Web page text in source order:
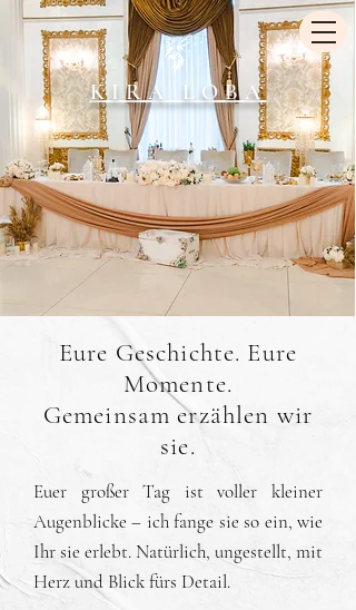
KIRA LOBA
Eure Geschichte. Eure
Momente.
Gemeinsam erzählen wir
sie.
Euer großer Tag ist voller kleiner
Augenblicke – ich fange sie so ein, wie
Ihr sie erlebt. Natürlich, ungestellt, mit
Herz und Blick fürs Detail.